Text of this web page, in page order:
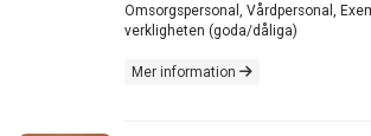
Omsorgspersonal, Vårdpersonal,
verkligheten (goda/dåliga)
Mer information